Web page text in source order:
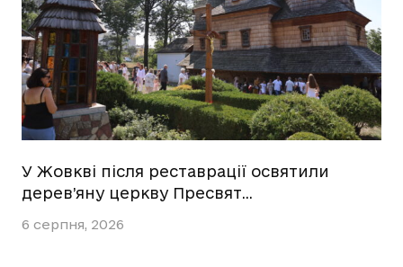
У Жовкві після реставрації освятили
дерев’яну церкву Пресвят…
6 серпня, 2026